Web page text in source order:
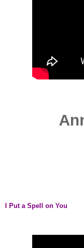
I Put a Spell on You